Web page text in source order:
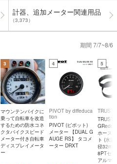
計器、追加メーター関連用品
（3,373）
期間 7/7~8/6
3
マウンテンバイクに
乗って自転車を改造
するための防水コネ
クタバイクスピード
メーター付き自転車
ディスプレイメータ
ー
4
PIVOT by diffeduca
tion
PIVOT (ピボット)
メーター 【DUAL G
AUGE RS】 タコメ
ーター DRXT
5
TRUST
TRUST
ホース
ト (水
径
8PTセ
アルマ